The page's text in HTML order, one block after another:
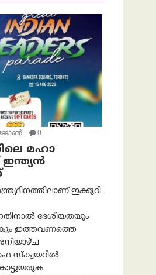
ജോൺ 0
മഹാ
ഇന്ത്യൻ
ഇക്കുറി
ദേശീയതയും
ഇത്തവണത്തെ
സ്ക്വയറിൽ